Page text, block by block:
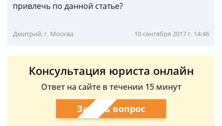
привлечь по данной статье?
Дмитрий, г. Москва 10 сентября 2017 г. 14:46
Консультация юриста онлайн
Ответ на сайте в течении 15 минут
Задать вопрос